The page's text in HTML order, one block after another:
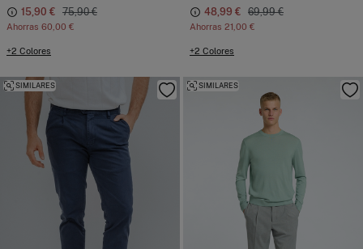
15,90 € 75,90 €
Ahorras 60,00 €
+2 Colores
48,99 € 69,99 €
Ahorras 21,00 €
+2 Colores
SIMILARES SIMILARES